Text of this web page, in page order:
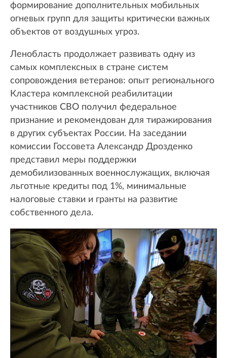
формирование дополнительных мобильных
огневых групп для защиты критически важных
объектов от воздушных угроз.
Ленобласть продолжает развивать одну из
самых комплексных в стране систем
сопровождения ветеранов: опыт регионального
Кластера комплексной реабилитации
участников СВО получил федеральное
признание и рекомендован для тиражирования
в других субъектах России. На заседании
комиссии Госсовета Александр Дрозденко
представил меры поддержки
демобилизованных военнослужащих, включая
льготные кредиты под 1%, минимальные
налоговые ставки и гранты на развитие
собственного дела.